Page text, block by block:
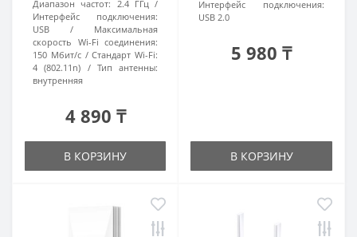
Диапазон частот: 2.4 ГГц
Интерфейс подключения:
USB
Максимальная
скорость Wi-Fi соединения:
150 Мбит/с
Стандарт Wi-Fi:
4 (802.11n)
Тип антенны:
внутренняя
4 890 ₸
В КОРЗИНУ
Интерфейс подключения:
USB 2.0
5 980 ₸
В КОРЗИНУ